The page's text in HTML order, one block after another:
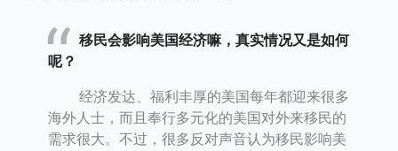
移民会影响美国经济嘛，真实情况又是如何
呢？
经济发达、福利丰厚的美国每年都迎来很多
海外人士，而且奉行多元化的美国对外来移民的
需求很大。不过，很多反对声音认为移民影响美